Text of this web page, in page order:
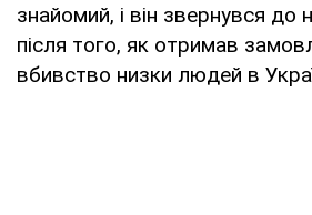
знайомий, і він звернувся до
після того, як отримав
вбивство низки людей в